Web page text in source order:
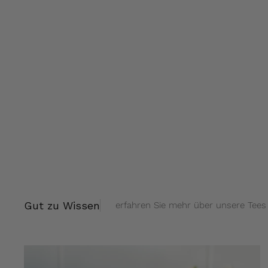
Gut zu Wissen erfahren Sie mehr über unsere Tees